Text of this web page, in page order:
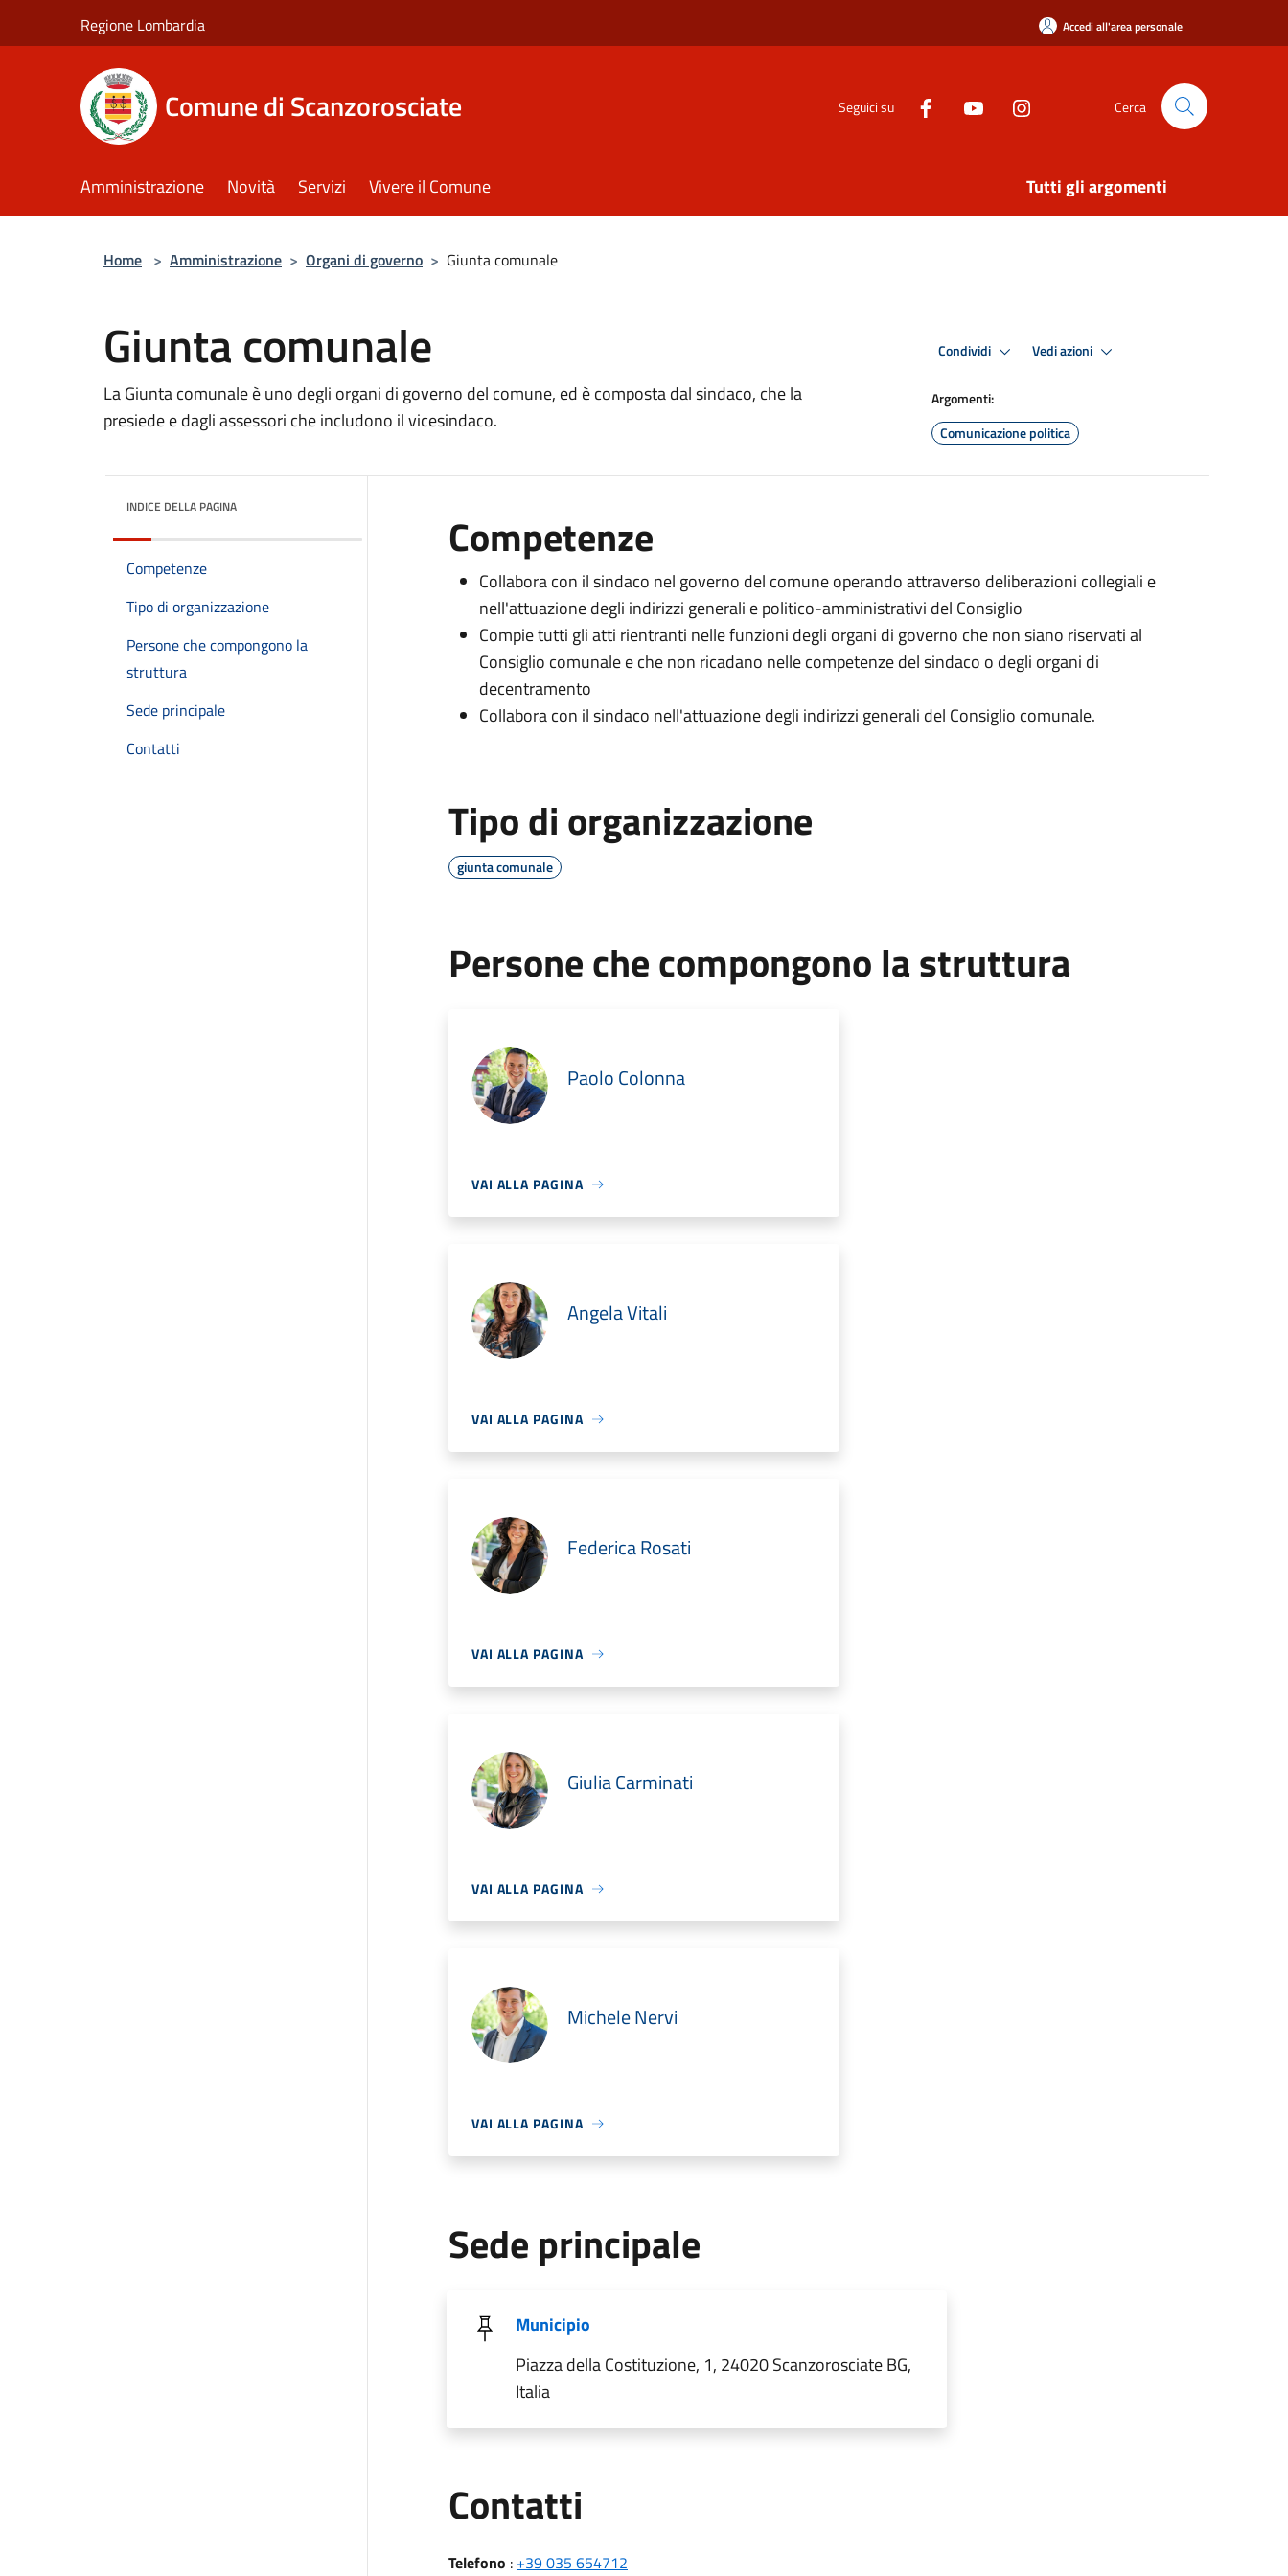
Regione Lombardia Accedi all'area personale
Comune di Scanzorosciate Seguici su Cerca
Amministrazione Novità Servizi Vivere il Comune Tutti gli argomenti
Home > Amministrazione > Organi di governo > Giunta comunale
Giunta comunale
La Giunta comunale è uno degli organi di governo del comune, ed è composta dal sindaco, che la
presiede e dagli assessori che includono il vicesindaco.
Condividi Vedi azioni
Argomenti:
Comunicazione politica
INDICE DELLA PAGINA
Competenze
Tipo di organizzazione
Persone che compongono la
struttura
Sede principale
Contatti
Competenze
Collabora con il sindaco nel governo del comune operando attraverso deliberazioni collegiali e
nell'attuazione degli indirizzi generali e politico-amministrativi del Consiglio
Compie tutti gli atti rientranti nelle funzioni degli organi di governo che non siano riservati al
Consiglio comunale e che non ricadano nelle competenze del sindaco o degli organi di
decentramento
Collabora con il sindaco nell'attuazione degli indirizzi generali del Consiglio comunale.
Tipo di organizzazione
giunta comunale
Persone che compongono la struttura
Paolo Colonna
VAI ALLA PAGINA
Angela Vitali
VAI ALLA PAGINA
Federica Rosati
VAI ALLA PAGINA
Giulia Carminati
VAI ALLA PAGINA
Michele Nervi
VAI ALLA PAGINA
Sede principale
Municipio
Piazza della Costituzione, 1, 24020 Scanzorosciate BG,
Italia
Contatti
Telefono : +39 035 654712